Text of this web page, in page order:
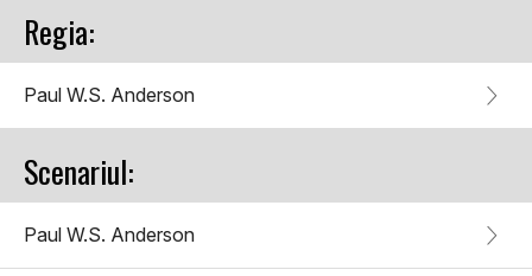
Regia:
Paul W.S. Anderson
Scenariul:
Paul W.S. Anderson